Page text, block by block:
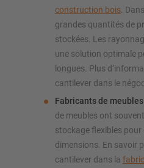
construction bois .
grandes quantités de
stockées. Les
une solution optimale
longues. Plus
cantilever dans le
Fabricants de
de meubles ont
stockage flexibles
dimensions. En savoir
cantilever dans la